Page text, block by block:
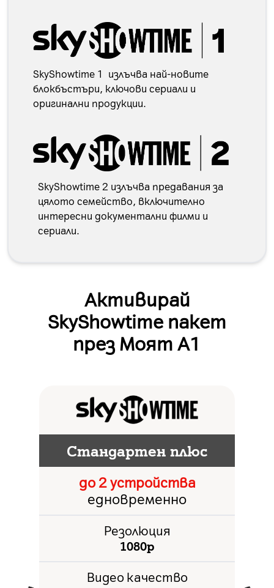
SkyShowtime 1 излъчва най-новите
блокбъстъри, ключови сериали и
оригинални продукции.
SkyShowtime 2 излъчва предавания за
цялото семейство, включително
интересни документални филми и
сериали.
Активирай
SkyShowtime пакет
през Моят А1
Стандартен плюс
до 2 устройства
едновременно
Резолюция
1080p
Видео качество